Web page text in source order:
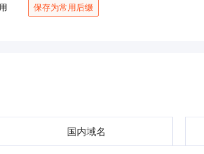
保存为常用后缀
国内域名